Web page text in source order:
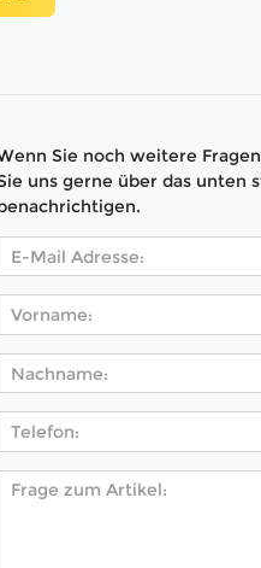
Sie noch weitere
uns gerne über das unten